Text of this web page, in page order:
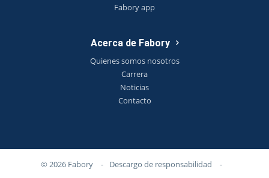
Fabory app
Acerca de Fabory
Quienes somos nosotros
Carrera
Noticias
Contacto
© 2026 Fabory - Descargo de responsabilidad
-